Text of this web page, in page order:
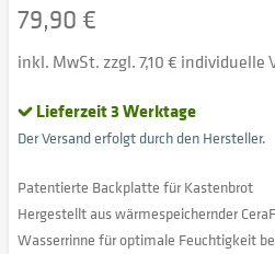
79,90 €
inkl. MwSt. zzgl. 7,10 € individuelle
Lieferzeit 3 Werktage
Der Versand erfolgt durch den Hersteller.
Patentierte Backplatte für Kastenbrot
Hergestellt aus wärmespeichernder
Wasserrinne für optimale Feuchtigkeit